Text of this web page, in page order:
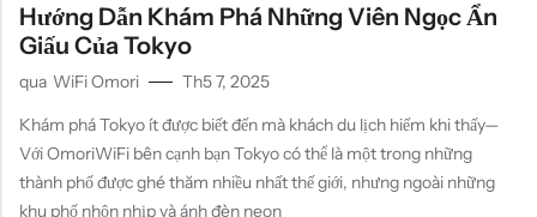
Hướng Dẫn Khám Phá Những Viên Ngọc Ẩn
Giấu Của Tokyo
qua WiFi Omori
Th5 7, 2025
Khám phá Tokyo ít được biết đến mà khách du lịch hiếm khi thấy—
Với OmoriWiFi bên cạnh bạn Tokyo có thể là một trong những
thành phố được ghé thăm nhiều nhất thế giới, nhưng ngoài những
khu phố nhộn nhịp và ánh đèn neon